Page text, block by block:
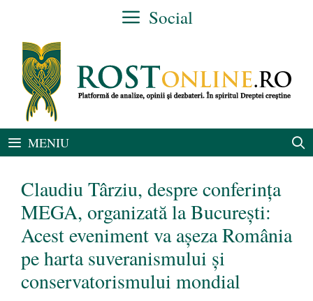
conținut
Social
MENIU
Claudiu Târziu, despre conferința
MEGA, organizată la București:
Acest eveniment va așeza România
pe harta suveranismului și
conservatorismului mondial